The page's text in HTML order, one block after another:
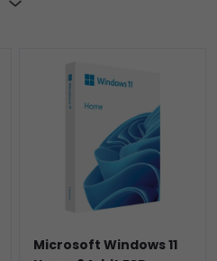
Microsoft Windows 11